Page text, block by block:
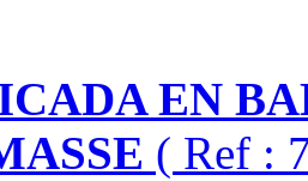
EN
( Ref :